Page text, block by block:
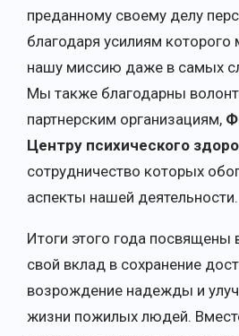
преданному своему делу
благодаря усилиям
нашу миссию даже в самых
Мы также благодарны
партнерским организациям,
Центру психического
сотрудничество которых
аспекты нашей деятельности.
Итоги этого года посвящены
свой вклад в сохранение
возрождение надежды и
жизни пожилых людей.